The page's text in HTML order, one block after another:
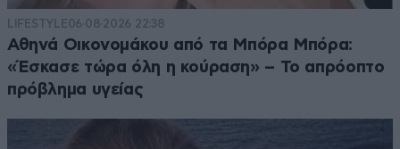
LIFESTYLE06·08·2026 22:38
Αθηνά Οικονομάκου από τα Μπόρα Μπόρα:
«Έσκασε τώρα όλη η κούραση» – Το απρόοπτο
πρόβλημα υγείας